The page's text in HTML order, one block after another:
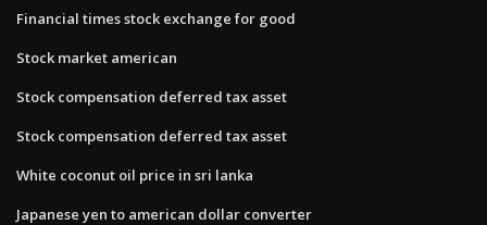
Financial times stock exchange for good
Stock market american
Stock compensation deferred tax asset
Stock compensation deferred tax asset
White coconut oil price in sri lanka
Japanese yen to american dollar converter